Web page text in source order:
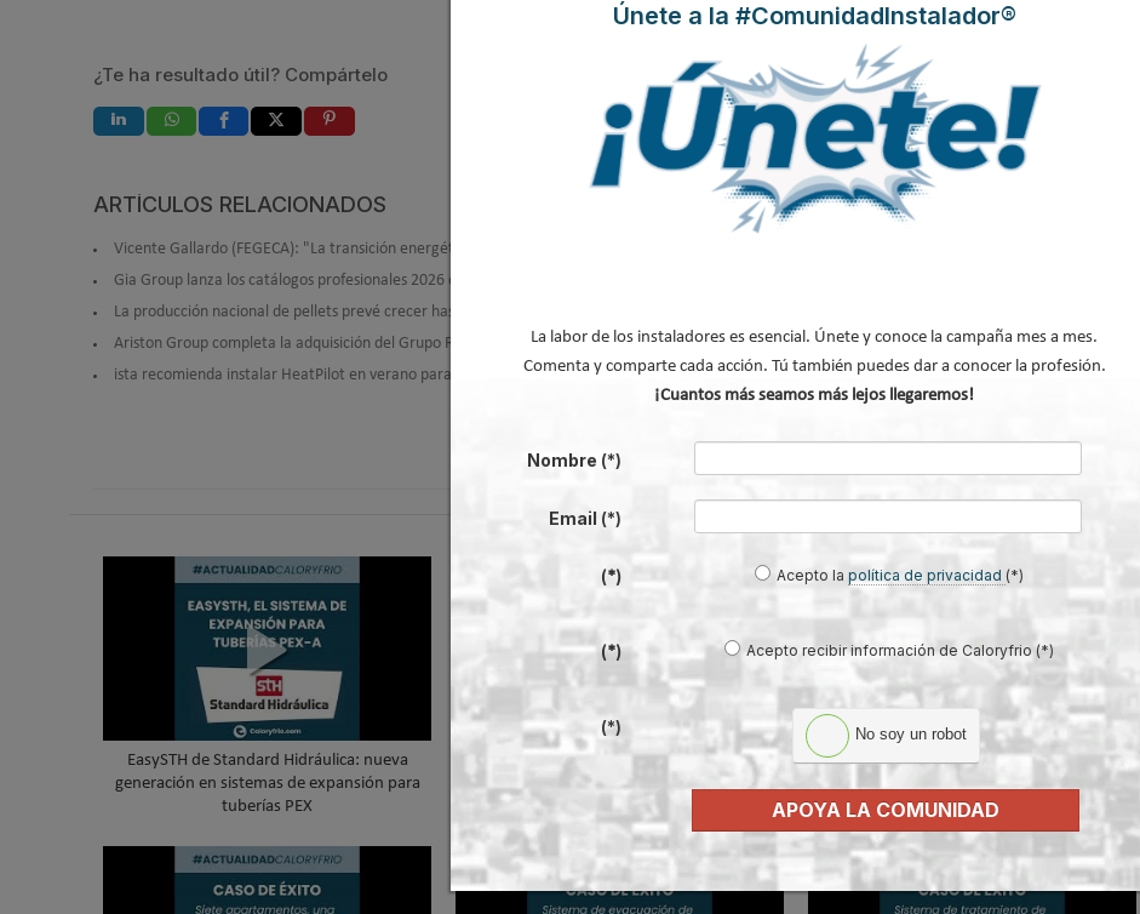
¿Te ha resultado útil? Compártelo
ARTÍCULOS RELACIONADOS
Vicente Gallardo (FEGECA): "La transición energética debe ser realista, inclusiva y tecnológicamente diversa"
Gia Group lanza los catálogos profesionales 2026 de HTW y Giatsu con nuevas soluciones eficientes
La producción nacional de pellets prevé crecer hasta las 630.000 toneladas en 2026, pero no cubre la demanda
Ariston Group completa la adquisición del Grupo Riello y refuerza su liderazgo en soluciones de confort térmico
ista recomienda instalar HeatPilot en verano para optimizar la calefacción central
volver arriba
EasySTH de Standard Hidráulica: nueva
generación en sistemas de expansión para
tuberías PEX
Skywater®: el sistema que convierte la
cubierta en una infraestructura activa de
gestión del agua...
Lilu González: de FP Dual a embajadora
Industrial
Únete a la #ComunidadInstalador®
La labor de los instaladores es esencial. Únete y conoce la campaña mes a mes.
Comenta y comparte cada acción. Tú también puedes dar a conocer la profesión.
¡Cuantos más seamos más lejos llegaremos!
Nombre (*)
Email (*)
(*) Acepto lapolítica de privacidad (*)
(*) Acepto recibir información de Caloryfrio (*)
(*) No soy un robot
APOYA LA COMUNIDAD